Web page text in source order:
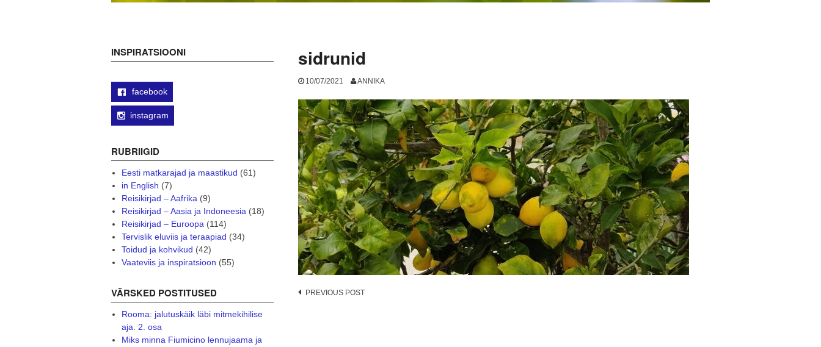
sidrunid
10/07/2021 ANNIKA
Post
PREVIOUS POST
INSPIRATSIOONI
facebook
instagram
RUBRIIGID
Eesti matkarajad ja maastikud (61)
in English (7)
Reisikirjad – Aafrika(9)
Reisikirjad – Aasia ja Indoneesia(18)
Reisikirjad – Euroopa(114)
Tervislik eluviis ja teraapiad (34)
Toidud ja kohvikud (42)
Vaateviis ja inspiratsioon (55)
VÄRSKED POSTITUSED
Rooma: jalutuskäik läbi mitmekihilise
aja. 2. osa
Miks minna Fiumicino lennujaama ja